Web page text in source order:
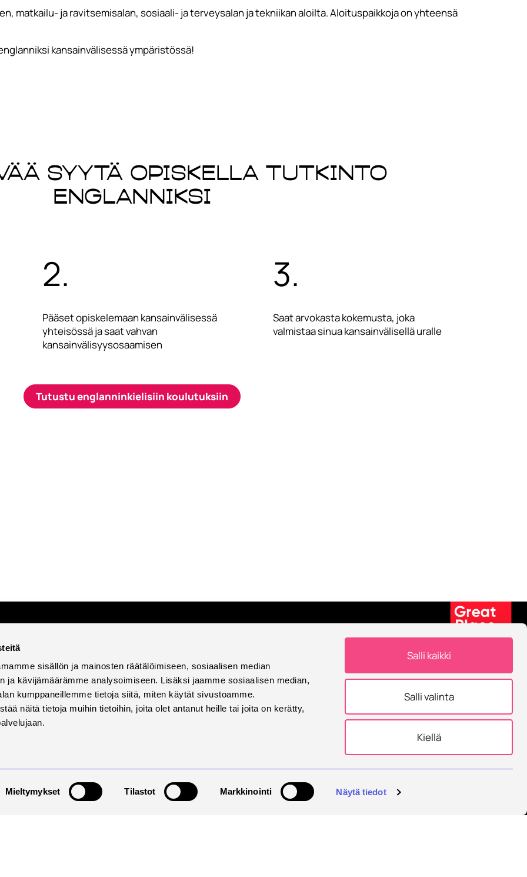
sisällön ja mainosten räätälöimiseen, sosiaalisen median
ja kävijämäärämme analysoimiseen. Lisäksi jaamme sosiaalisen median,
kumppaneillemme tietoja siitä, miten käytät sivustoamme.
näitä tietoja muihin tietoihin, joita olet antanut heille tai joita on kerätty,
Mieltymykset Tilastot Markkinointi Näytä tiedot
Salli kaikki
Salli valinta
Kiellä
matkailu- ja ravitsemisalan, sosiaali- ja terveysalan ja tekniikan aloilta. Aloituspaikkoja on yhteensä
kansainvälisessä ympäristössä!
syytä opiskella tutkinto
englanniksi
2.
Pääset opiskelemaan kansainvälisessä
yhteisössä ja saat vahvan
kansainvälisyysosaamisen
3.
Saat arvokasta kokemusta, joka
valmistaa sinua kansainvälisellä uralle
Tutustu englanninkielisiin koulutuksiin
Eurooppalainen yliopisto
Savonia on mukana
Eurooppalainen yliopisto -